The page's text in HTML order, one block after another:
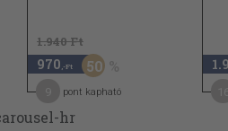
1.940 Ft
970 ,-Ft 50
pont kapható